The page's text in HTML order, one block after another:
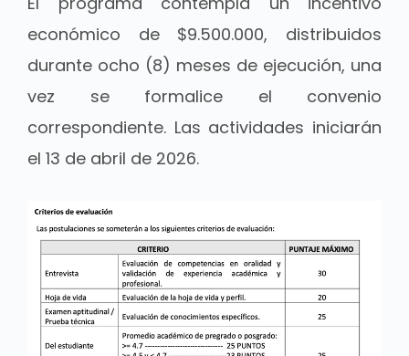
económico de $9.500.000, distribuidos
durante ocho (8) meses de ejecución, una
vez se formalice el convenio
correspondiente. Las actividades iniciarán
el 13 de abril de 2026.